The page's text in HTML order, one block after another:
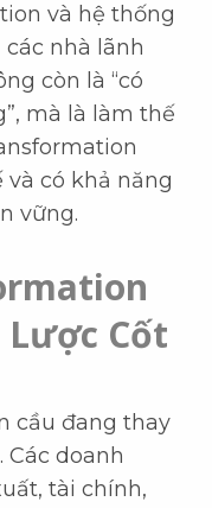
và hệ thống
nhà lãnh
còn là “có
mà là làm thế
có khả năng
vững.
Lược Cốt
cầu đang thay
Các doanh
tài chính,